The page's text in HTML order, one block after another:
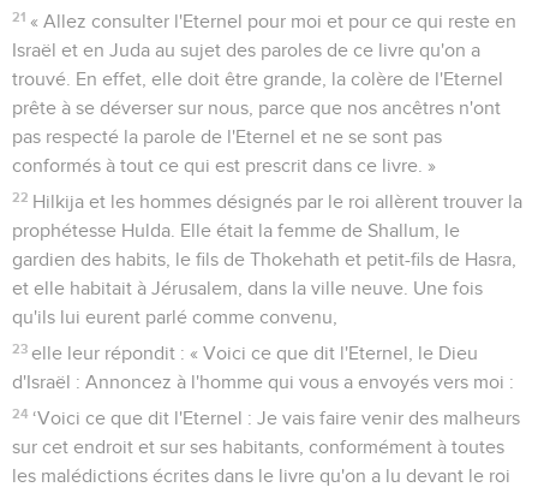
21 « Allez consulter l'Eternel pour moi et pour ce qui reste en
Israël et en Juda au sujet des paroles de ce livre qu'on a
trouvé. En effet, elle doit être grande, la colère de l'Eternel
prête à se déverser sur nous, parce que nos ancêtres n'ont
pas respecté la parole de l'Eternel et ne se sont pas
conformés à tout ce qui est prescrit dans ce livre. »
22 Hilkija et les hommes désignés par le roi allèrent trouver la
prophétesse Hulda. Elle était la femme de Shallum, le
gardien des habits, le fils de Thokehath et petit-fils de Hasra,
et elle habitait à Jérusalem, dans la ville neuve. Une fois
qu'ils lui eurent parlé comme convenu,
23 elle leur répondit : « Voici ce que dit l'Eternel, le Dieu
d'Israël : Annoncez à l'homme qui vous a envoyés vers moi :
24 ‘Voici ce que dit l'Eternel : Je vais faire venir des malheurs
sur cet endroit et sur ses habitants, conformément à toutes
les malédictions écrites dans le livre qu'on a lu devant le roi